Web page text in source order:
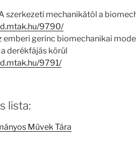
szerkezeti mechanikától a
9790/
emberi gerinc biomechanikai
derékfájás körül
9791/
lista:
Művek Tára